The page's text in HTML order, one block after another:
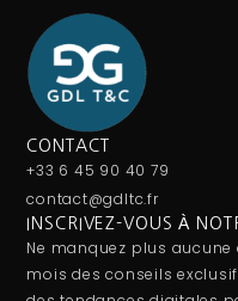
CONTACT
+33 6 45 90 40 79
contact@gdltc.fr
INSCRIVEZ-VOUS À
Ne manquez plus
mois des conseils